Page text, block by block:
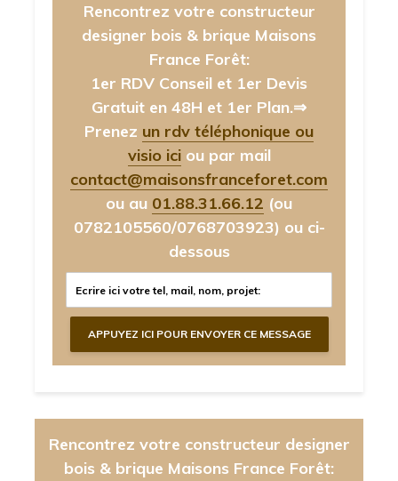
Rencontrez votre constructeur
designer bois & brique Maisons
France Forêt:
1er RDV Conseil et 1er Devis
Gratuit en 48H et 1er Plan.⇒
Prenez un rdv téléphonique ou
visio iciou par mail
contact@maisonsfranceforet.com
ou au 01.88.31.66.12 (ou
0782105560/0768703923) ou ci-
dessous
Rencontrez votre constructeur designer
bois & brique Maisons France Forêt: